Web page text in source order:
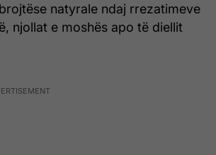
natyrale ndaj rrezatimeve
njollat e moshës apo të diellit